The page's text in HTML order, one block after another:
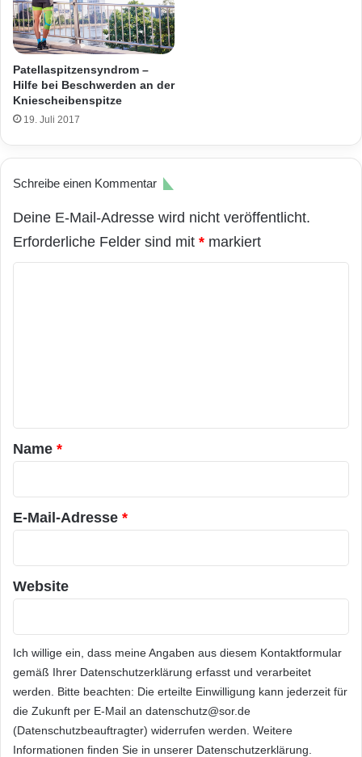
Patellaspitzensyndrom –
Hilfe bei Beschwerden an der
Kniescheibenspitze
19. Juli 2017
Schreibe einen Kommentar
Deine E-Mail-Adresse wird nicht veröffentlicht.
Erforderliche Felder sind mit * markiert
a
r
*
Name *
E-Mail-Adresse *
Website
Ich willige ein, dass meine Angaben aus diesem Kontaktformular
gemäß Ihrer Datenschutzerklärung erfasst und verarbeitet
werden. Bitte beachten: Die erteilte Einwilligung kann jederzeit für
die Zukunft per E-Mail an datenschutz@sor.de
(Datenschutzbeauftragter) widerrufen werden. Weitere
Informationen finden Sie in unserer Datenschutzerklärung